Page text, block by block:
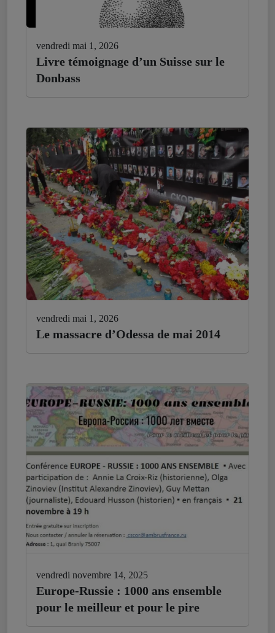
vendredi mai 1, 2026
Livre témoignage d’un Suisse sur le
Donbass
vendredi mai 1, 2026
Le massacre d’Odessa de mai 2014
vendredi novembre 14, 2025
Europe-Russie : 1000 ans ensemble
pour le meilleur et pour le pire